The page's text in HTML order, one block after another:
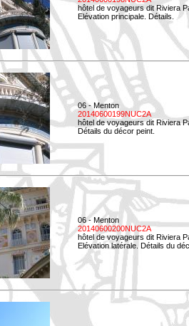
hôtel de voyageurs dit Riviera
Elévation principale. Détails.
06 - Menton
20140600199NUC2A
hôtel de voyageurs dit Riviera
Détails du décor peint.
06 - Menton
20140600200NUC2A
hôtel de voyageurs dit Riviera
Elévation latérale. Détails du